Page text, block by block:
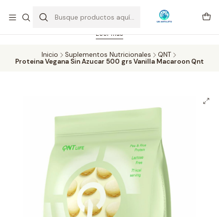
Feriado 21-05-2026 atención hasta las 14 hrs. Envío GRATIS mismo
día solo área Metropolitana Santiago por compras desde CLP 39.900.
Pedidos hasta 16 hrs., sábados y domingos hasta 14 hrs.
Leer más
Inicio Suplementos Nutricionales
QNT
Proteina Vegana Sin Azucar 500 grs Vanilla Macaroon Qnt